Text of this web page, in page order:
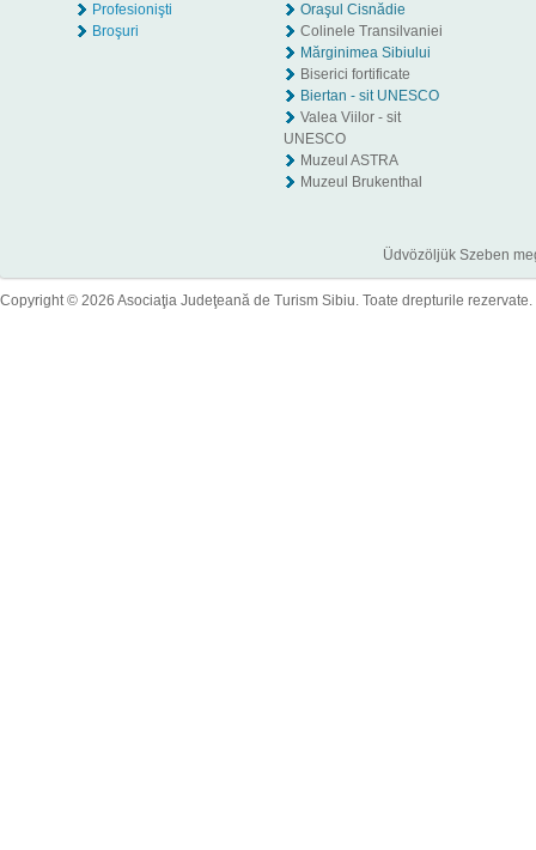
Profesionişti
Broşuri
Oraşul Cisnădie
Colinele Transilvaniei
Mărginimea Sibiului
Biserici fortificate
Biertan - sit UNESCO
Valea Viilor - sit
UNESCO
Muzeul ASTRA
Muzeul Brukenthal
Üdvözöljük Szeben
Copyright © 2026 Asociaţia Judeţeană de Turism Sibiu. Toate drepturile rezervate.